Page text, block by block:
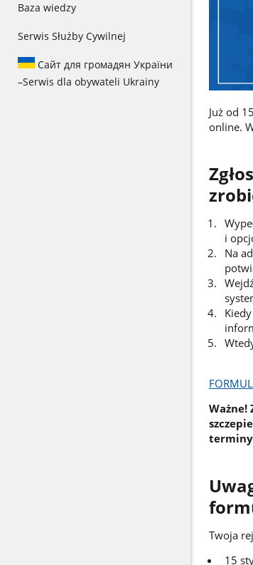
Baza wiedzy
Serwis Służby Cywilnej
Сайт для громадян України
–Serwis dla obywateli Ukrainy
Już od
online.
i
Na
Ważne!
terminy
Twoja
15